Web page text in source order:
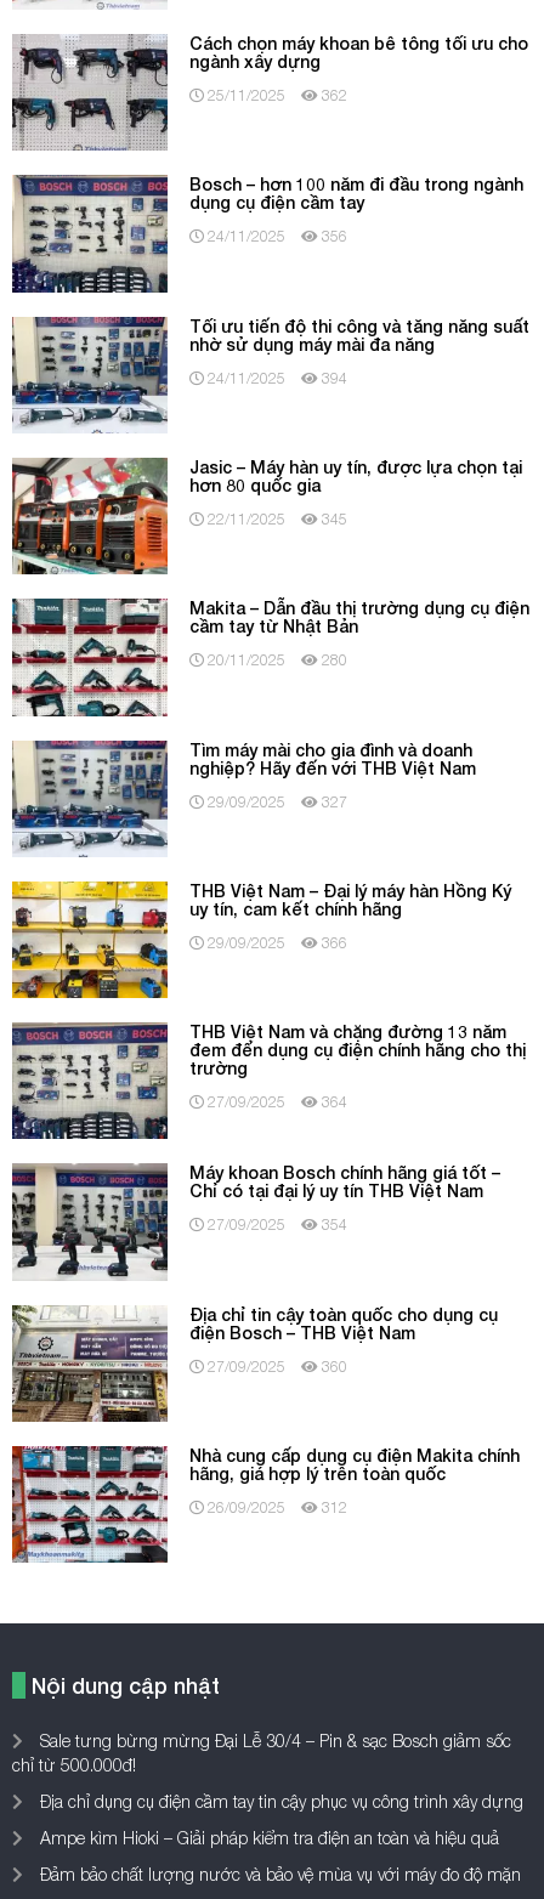
Cách chọn máy khoan bê tông tối ưu cho
ngành xây dựng
25/11/2025 362
Bosch – hơn 100 năm đi đầu trong ngành
dụng cụ điện cầm tay
24/11/2025 356
Tối ưu tiến độ thi công và tăng năng suất
nhờ sử dụng máy mài đa năng
24/11/2025 394
Jasic – Máy hàn uy tín, được lựa chọn tại
hơn 80 quốc gia
22/11/2025 345
Makita – Dẫn đầu thị trường dụng cụ điện
cầm tay từ Nhật Bản
20/11/2025 280
Tìm máy mài cho gia đình và doanh
nghiệp? Hãy đến với THB Việt Nam
29/09/2025 327
THB Việt Nam – Đại lý máy hàn Hồng Ký
uy tín, cam kết chính hãng
29/09/2025 366
THB Việt Nam và chặng đường 13 năm
đem đến dụng cụ điện chính hãng cho thị
trường
27/09/2025 364
Máy khoan Bosch chính hãng giá tốt –
Chỉ có tại đại lý uy tín THB Việt Nam
27/09/2025 354
Địa chỉ tin cậy toàn quốc cho dụng cụ
điện Bosch – THB Việt Nam
27/09/2025 360
Nhà cung cấp dụng cụ điện Makita chính
hãng, giá hợp lý trên toàn quốc
26/09/2025 312
Nội dung cập nhật
Sale tưng bừng mừng Đại Lễ 30/4 – Pin & sạc Bosch giảm sốc
chỉ từ 500.000đ!
Địa chỉ dụng cụ điện cầm tay tin cậy phục vụ công trình xây dựng
Ampe kìm Hioki – Giải pháp kiểm tra điện an toàn và hiệu quả
Đảm bảo chất lượng nước và bảo vệ mùa vụ với máy đo độ mặn